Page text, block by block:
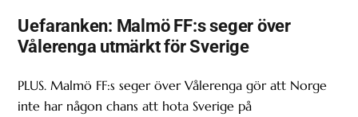
Uefaranken: Malmö FF:s seger över
Vålerenga utmärkt för Sverige
PLUS. Malmö FF:s seger över Vålerenga gör att Norge
inte har någon chans att hota Sverige på